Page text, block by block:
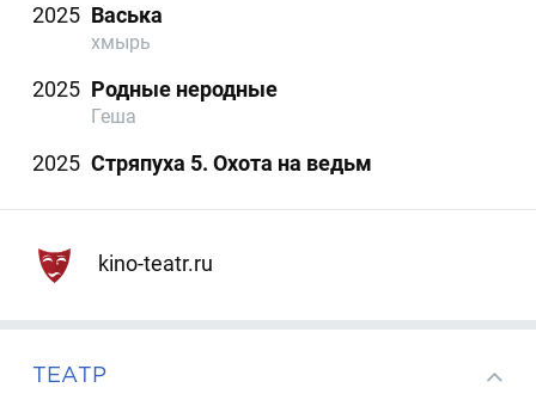
2025 Васька
хмырь
2025 Родные неродные
Геша
2025 Стряпуха 5. Охота на ведьм
kino-teatr.ru
ТЕАТР